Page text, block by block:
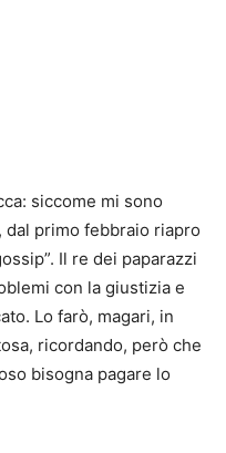
siccome mi sono
primo febbraio riapro
Il re dei paparazzi
con la giustizia e
Lo farò, magari, in
ricordando, però che
bisogna pagare lo